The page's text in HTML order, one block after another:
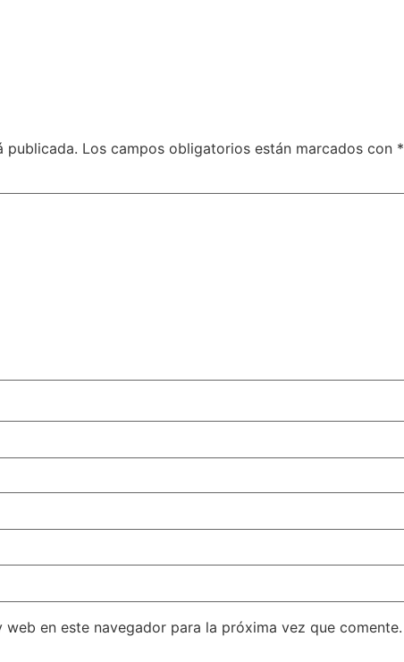
publicada. Los campos obligatorios están marcados con *
en este navegador para la próxima vez que comente.